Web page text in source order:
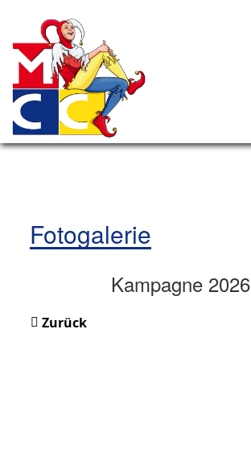
Fotogalerie
Kampagne 2026
Zurück